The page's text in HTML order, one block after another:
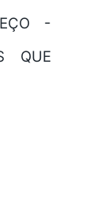
-
QUE